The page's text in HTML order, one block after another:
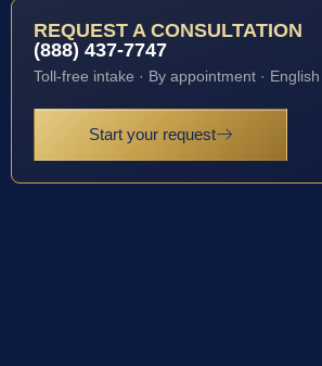
REQUEST A CONSULTATION
(888) 437-7747
Toll-free intake · By appointment ·
Start your request